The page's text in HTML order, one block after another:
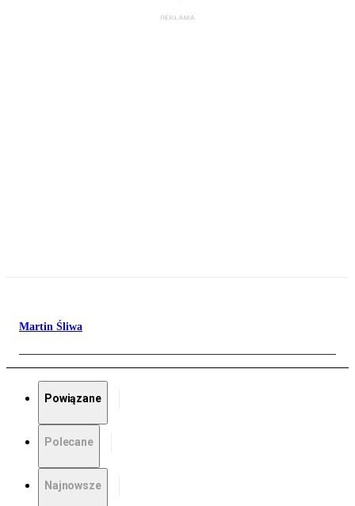
Martin Śliwa
Powiązane
Polecane
Najnowsze